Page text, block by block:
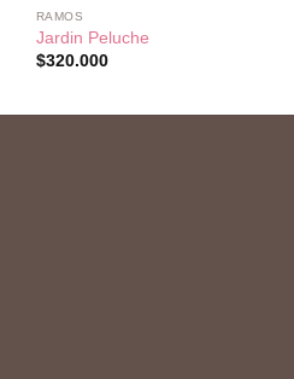
RAMOS
Jardin Peluche
$320.000